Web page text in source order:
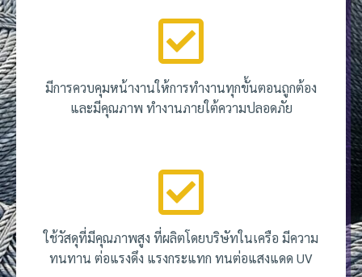
มีการควบคุมหน้างานให้การทำงานทุกขั้นตอนถูกต้อง
และมีคุณภาพ ทำงานภายใต้ความปลอดภัย
ใช้วัสดุที่มีคุณภาพสูง ที่ผลิตโดยบริษัทในเครือ มีความ
ทนทาน ต่อแรงดึง แรงกระแทก ทนต่อแสงแดด UV